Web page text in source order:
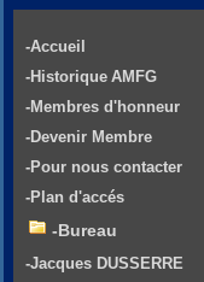
-Accueil
-Historique AMFG
-Membres d'honneur
-Devenir Membre
-Pour nous contacter
-Plan d'accés
-Bureau
-Jacques DUSSERRE